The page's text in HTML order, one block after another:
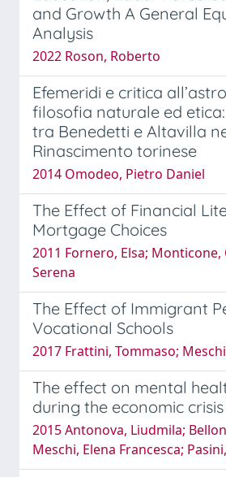
and Growth A General
Analysis
2022 Roson, Roberto
Efemeridi e critica
filosofia naturale ed
tra Benedetti e Altavilla
Rinascimento torinese
2014 Omodeo, Pietro Daniel
The Effect of Financial
Mortgage Choices
2011 Fornero, Elsa; Monticone,
Serena
The Effect of Immigrant
Vocational Schools
2017 Frattini, Tommaso;
The effect on mental
during the economic crisis
2015 Antonova, Liudmila;
Meschi, Elena Francesca;